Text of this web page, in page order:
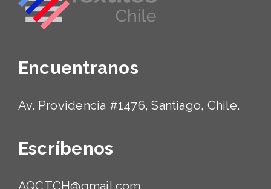
Encuentranos
Av. Providencia #1476, Santiago, Chile.
Escríbenos
AQCTCH@gmail.com